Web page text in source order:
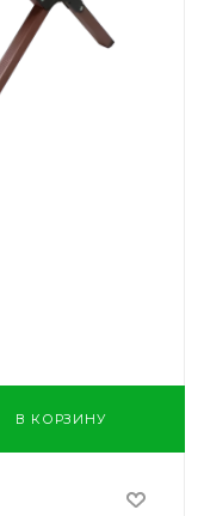
В КОРЗИНУ